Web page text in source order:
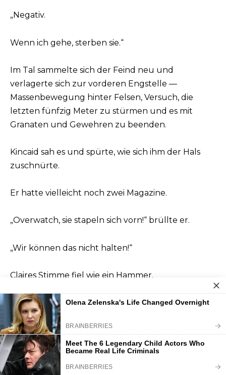
„Negativ.
Wenn ich gehe, sterben sie.“
Im Tal sammelte sich der Feind neu und
verlagerte sich zur vorderen Engstelle —
Massenbewegung hinter Felsen, Versuch, die
letzten fünfzig Meter zu stürmen und es mit
Granaten und Gewehren zu beenden.
Kincaid sah es und spürte, wie sich ihm der Hals
zuschnürte.
Er hatte vielleicht noch zwei Magazine.
„Overwatch, sie stapeln sich vorn!“ brüllte er.
„Wir können das nicht halten!“
Claires Stimme fiel wie ein Hammer.
„Dann beende ich es.“
Sie richtete sich für den gefährlichsten Run
überhaupt aus — geradewegs durchs Tal zur
Engstelle, mit Eigenen hinter orangem Rauch und
Feinden zwischen ihr und der Felswand.